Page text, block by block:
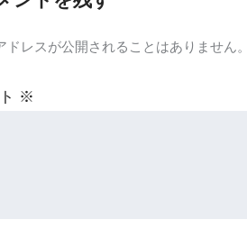
ドレスが公開されることはありません。
※